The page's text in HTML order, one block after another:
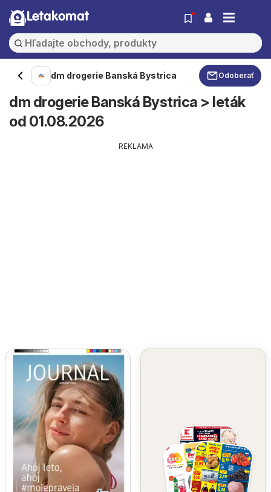
Letakomat
dm drogerie Banská Bystrica Odoberať
dm drogerie Banská Bystrica > leták
od 01.08.2026
REKLAMA